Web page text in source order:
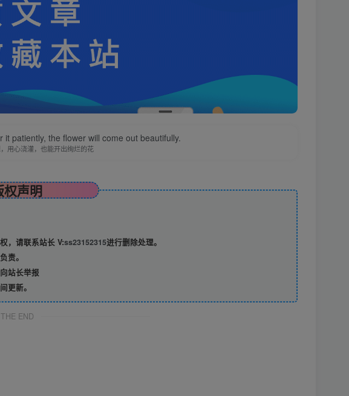
patiently, the flower will come out beautifully.
用心浇灌，也能开出绚烂的花
权声明
，请联系站长 V:ss23152315进行删除处理。
责。
站长举报
更新。
THE END